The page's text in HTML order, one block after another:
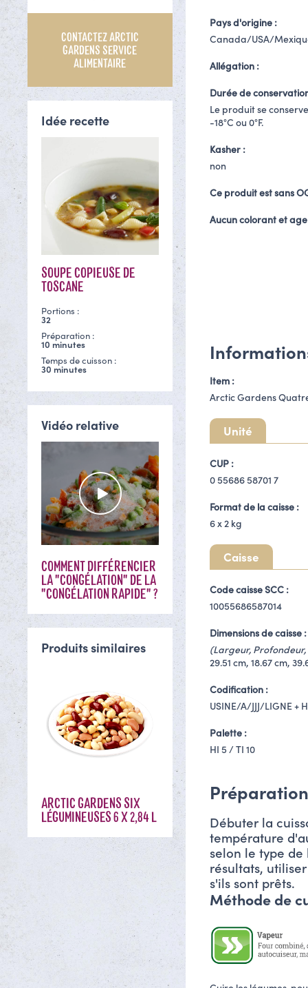
CONTACTEZ ARCTIC
GARDENS SERVICE
ALIMENTAIRE
Idée recette
SOUPE COPIEUSE DE
TOSCANE
Portions :
32
Préparation :
10 minutes
Temps de cuisson :
30 minutes
Vidéo relative
COMMENT DIFFÉRENCIER
LA "CONGÉLATION" DE LA
"CONGÉLATION RAPIDE" ?
Produits similaires
ARCTIC GARDENS SIX
LÉGUMINEUSES 6 X 2,84 L
Pays d'origine :
Canada/USA/
Allégation :
Durée de
Le produit se
-18°C ou 0°F.
Kasher :
non
Ce produit est sans
Aucun colorant et
Item :
Arctic Gardens
Unité
CUP :
0 55686 58701 7
Format de la caisse :
6 x2 kg
Caisse
Code caisse SCC :
10055686587014
Dimensions de caisse :
(Largeur, Profondeur,
29.51 cm, 18.67 cm,
Codification :
USINE/A/JJJ/LIGNE +
Palette :
HI 5 / TI 10
Préparation
Débuter la
température
selon le type
résultats,
s'ils sont prêts.
Méthode de